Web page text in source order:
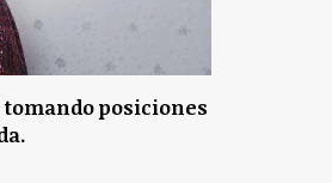
posiciones